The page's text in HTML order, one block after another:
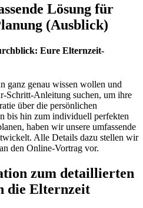
Lösung für
(Ausblick)
Eure Elternzeit-
ganz genau wissen wollen und
Schritt-Anleitung suchen, um ihre
über die persönlichen
bis hin zum individuell perfekten
haben wir unsere umfassende
Alle Details dazu stellen wir
den Online-Vortrag vor.
zum detaillierten
die Elternzeit